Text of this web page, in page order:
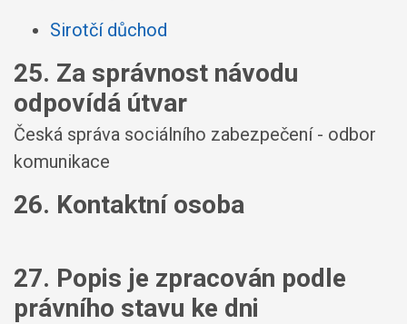
Sirotčí důchod
25. Za správnost návodu
odpovídá útvar
Česká správa sociálního zabezpečení - odbor
komunikace
26. Kontaktní osoba
27. Popis je zpracován podle
právního stavu ke dni